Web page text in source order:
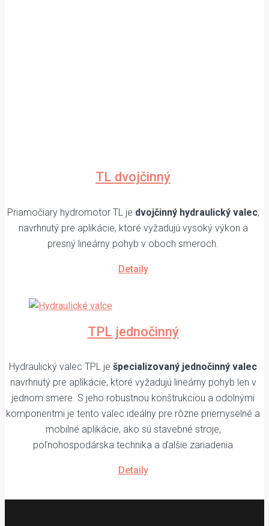
TL dvojčinný
Priamočiary hydromotor TL je dvojčinný hydraulický valec,
navrhnutý pre aplikácie, ktoré vyžadujú vysoký výkon a
presný lineárny pohyb v oboch smeroch.
Detaily
TPL jednočinný
Hydraulický valec TPL je špecializovaný jednočinný valec
navrhnutý pre aplikácie, ktoré vyžadujú lineárny pohyb len v
jednom smere. S jeho robustnou konštrukciou a odolnými
komponentmi je tento valec ideálny pre rôzne priemyselné a
mobilné aplikácie, ako sú stavebné stroje,
poľnohospodárska technika a ďalšie zariadenia
Detaily